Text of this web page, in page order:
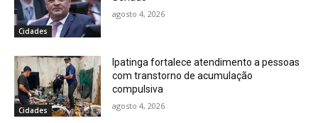
Cidades
agosto 4, 2026
Cidades
Ipatinga fortalece atendimento a pessoas
com transtorno de acumulação
compulsiva
agosto 4, 2026